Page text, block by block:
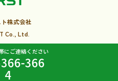
にご連絡ください
366
4
株式会社
Co., Ltd.